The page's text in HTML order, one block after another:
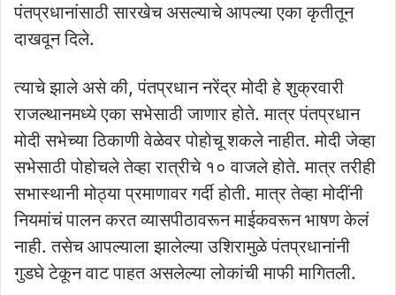
पंतप्रधानांसाठी सारखेच असल्याचे आपल्या एका कृतीतून
दाखवून दिले.
त्याचे झाले असे की, पंतप्रधान नरेंद्र मोदी हे शुक्रवारी
राजल्थानमध्ये एका सभेसाठी जाणार होते. मात्र पंतप्रधान
मोदी सभेच्या ठिकाणी वेळेवर पोहोचू शकले नाहीत. मोदी जेव्हा
सभेसाठी पोहोचले तेव्हा रात्रीचे १० वाजले होते. मात्र तरीही
सभास्थानी मोठ्या प्रमाणावर गर्दी होती. मात्र तेव्हा मोदींनी
नियमांचं पालन करत व्यासपीठावरून माईकवरून भाषण केलं
नाही. तसेच आपल्याला झालेल्या उशिरामुळे पंतप्रधानांनी
गुडघे टेकून वाट पाहत असलेल्या लोकांची माफी मागितली.